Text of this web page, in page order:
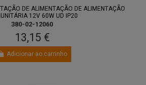
DE ALIMENTAÇÃO DE ALIMENTAÇÃO
12V 60W UD IP20
380-02-12060
13,15 €
Adicionar ao carrinho